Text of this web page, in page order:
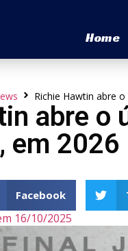
Home
Richie Hawtin abre
abre o
em 2026
Facebook
16/10/2025